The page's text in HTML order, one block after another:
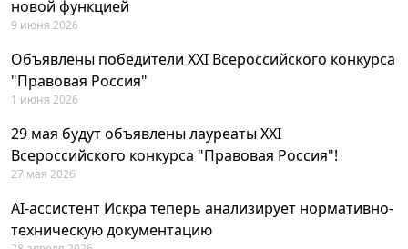
новой функцией
9 июня 2026
Объявлены победители XXI Всероссийского конкурса
"Правовая Россия"
1 июня 2026
29 мая будут объявлены лауреаты XXI
Всероссийского конкурса "Правовая Россия"!
27 мая 2026
AI-ассистент Искра теперь анализирует нормативно-
техническую документацию